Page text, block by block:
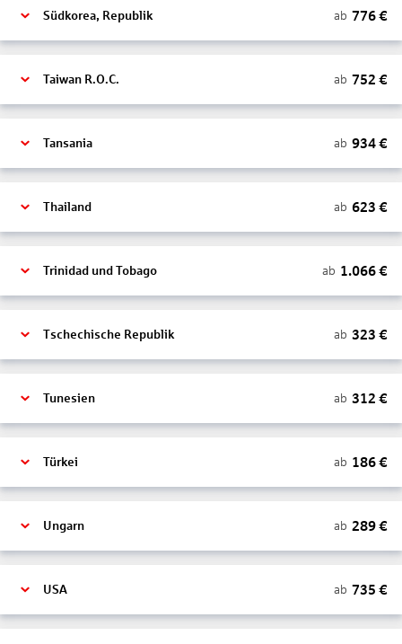
Südkorea, Republik ab 776€
Taiwan R.O.C. ab 752 €
Tansania ab 934€
Thailand ab 623 €
Trinidad und Tobago ab 1.066€
Tschechische Republik ab 323 €
Tunesien ab 312 €
Türkei ab 186€
Ungarn ab 289€
USA ab 735 €